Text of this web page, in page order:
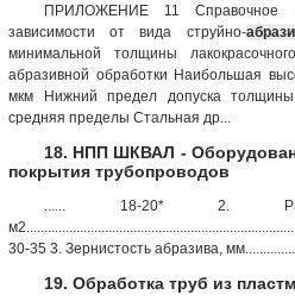
ПРИЛОЖЕНИЕ 11 Справочное
зависимости от вида струйно-
минимальной толщины
абразивной обработки Наибольшая
мкм Нижний предел допуска толщины
средняя пределы Стальная др...
18. НПП ШКВАЛ -
покрытия трубопроводов
...... 18-20* 2.
30-35 3. Зернистость абразива,
19. Обработка труб из